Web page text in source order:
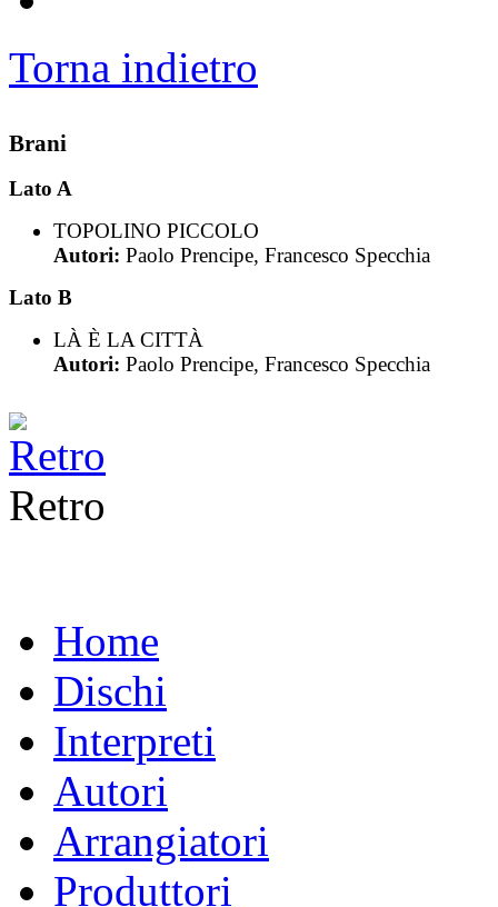
Torna indietro
Brani
Lato A
TOPOLINO PICCOLO
Autori: Paolo Prencipe, Francesco Specchia
Lato B
LÀ È LA CITTÀ
Autori: Paolo Prencipe, Francesco Specchia
Retro
Home
Dischi
Interpreti
Autori
Arrangiatori
Produttori